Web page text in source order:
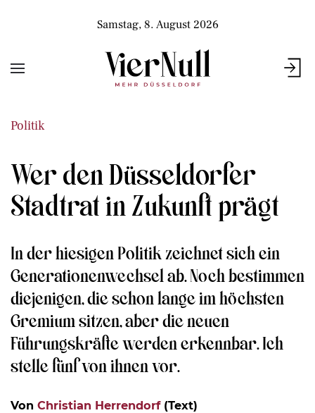
Samstag, 8. August 2026
Politik
Wer den Düsseldorfer
Stadtrat in Zukunft prägt
In der hiesigen Politik zeichnet sich ein
Generationenwechsel ab. Noch bestimmen
diejenigen, die schon lange im höchsten
Gremium sitzen, aber die neuen
Führungskräfte werden erkennbar. Ich
stelle fünf von ihnen vor.
Von Christian Herrendorf(Text)